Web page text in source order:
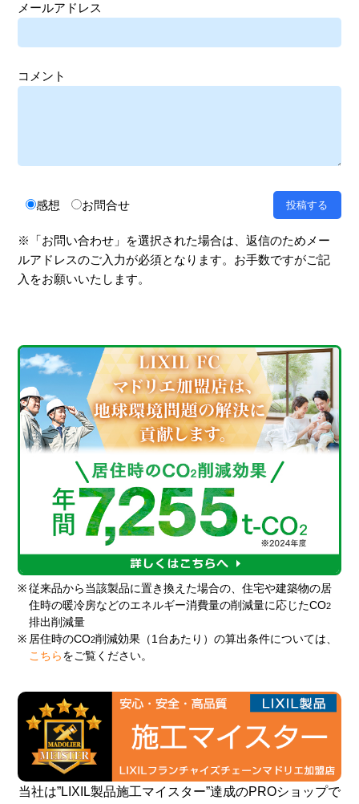
メールアドレス
コメント
感想 お問合せ
※「お問い合わせ」を選択された場合は、返信のためメー
ルアドレスのご入力が必須となります。お手数ですがご記
入をお願いいたします。
※ 従来品から当該製品に置き換えた場合の、住宅や建築物の居
住時の暖冷房などのエネルギー消費量の削減量に応じたCO2
排出削減量
※ 居住時のCO2削減効果（1台あたり）の算出条件については、
こちら をご覧ください。
当社は”LIXIL製品施工マイスター”達成のPROショップで